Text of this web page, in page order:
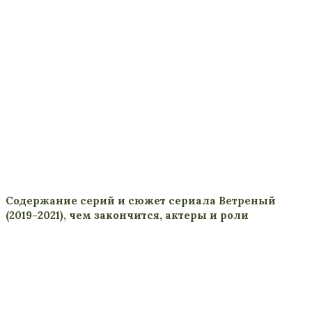
Содержание серий и сюжет сериала Ветреный
(2019-2021), чем закончится, актеры и роли